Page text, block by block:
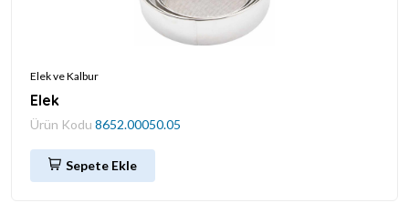
Elek ve Kalbur
Elek
Ürün Kodu 8652.00050.05
Sepete Ekle